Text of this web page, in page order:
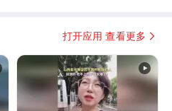
打开应用 查看更多